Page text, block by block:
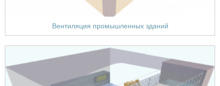
Вентиляция промышленных зданий